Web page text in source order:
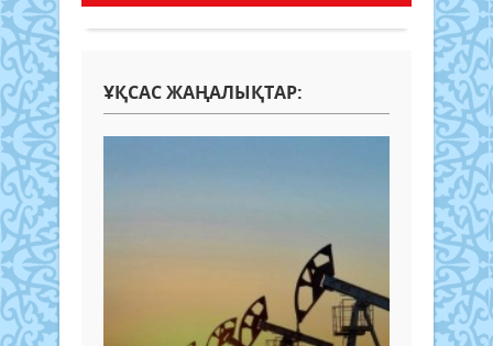
ҰҚСАС ЖАҢАЛЫҚТАР: